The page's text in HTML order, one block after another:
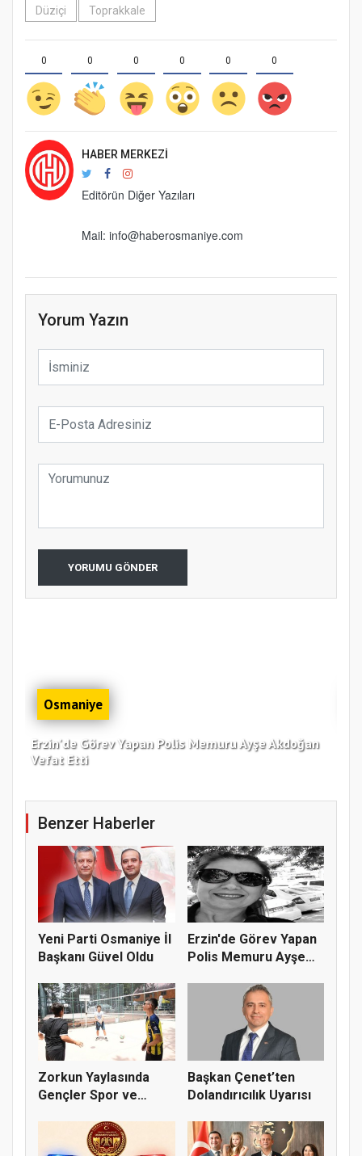
Düziçi Toprakkale
0 0 0 0 0 0
HABER MERKEZI
Editörün Diğer Yazıları
Mail: info@haberosmaniye.com
Yorum Yazın
YORUMU GÖNDER
Osmaniye
Erzin'de Görev Yapan Polis Memuru Ayşe Akdoğan
Vefat Etti
Benzer Haberler
Yeni Parti Osmaniye İl
Başkanı Güvel Oldu
Erzin'de Görev Yapan
Polis Memuru Ayşe
Zorkun Yaylasında
Gençler Spor ve
Başkan Çenet’ten
Dolandırıcılık Uyarısı